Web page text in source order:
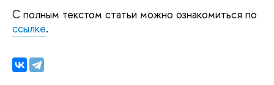
С полным текстом статьи можно ознакомиться по
ссылке.